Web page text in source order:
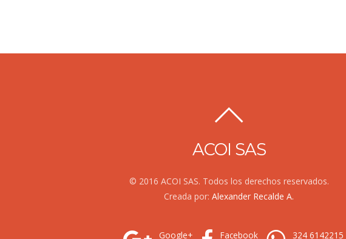
ACOI SAS
© 2016 ACOI SAS. Todos los derechos reservados.
Creada por: Alexander Recalde A.
Google+ Facebook 324 6142215